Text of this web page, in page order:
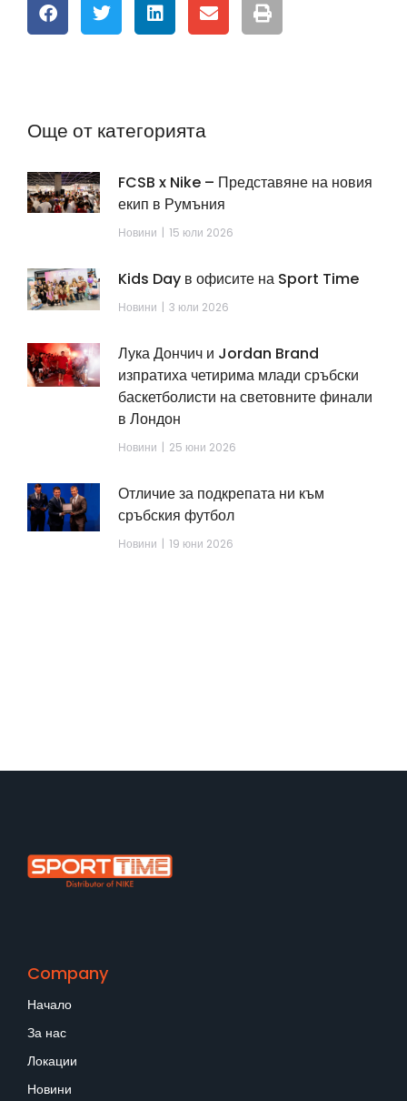
Още от категорията
FCSB x Nike – Представяне на новия
екип в Румъния
Новини 15 юли 2026
Kids Day в офисите на Sport Time
Новини 3 юли 2026
Лука Дончич и Jordan Brand
изпратиха четирима млади сръбски
баскетболисти на световните финали
в Лондон
Новини 25 юни 2026
Отличие за подкрепата ни към
сръбския футбол
Новини 19 юни 2026
Company
Начало
За нас
Локации
Новини